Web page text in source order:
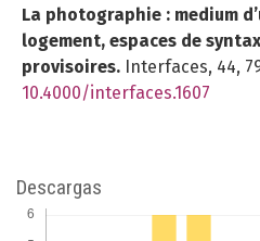
La photographie : medium
logement, espaces de
provisoires. Interfaces, 44,
10.4000/interfaces.1607
Descargas